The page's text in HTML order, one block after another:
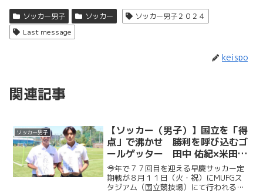
ソッカー男子 ソッカー
ソッカー男子２０２４
Last message
keispo
関連記事
ソッカー男子
【ソッカー（男子）】国立を「得
点」で沸かせ 勝利を呼び込むゴ
ールゲッター 田中 佑紀×米田壮
志／早慶クラシコ２０２６直前企
画第５弾
今年で７７回目を迎える早慶サッカー定
期戦が８月１１日（火・祝）にMUFGス
タジアム（国立競技場）にて行われる。